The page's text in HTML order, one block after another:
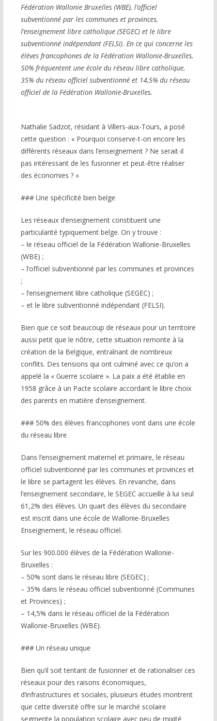
Fédération Wallonie Bruxelles (WBE), l’officiel
subventionné par les communes et provinces,
l’enseignement libre catholique (SEGEC) et le libre
subventionné indépendant (FELSI). En ce qui concerne les
élèves francophones de la Fédération Wallonie-Bruxelles,
50% fréquentent une école du réseau libre catholique,
35% du réseau officiel subventionné et 14,5% du réseau
officiel de la Fédération Wallonie-Bruxelles.
Nathalie Sadzot, résidant à Villers-aux-Tours, a posé
cette question : « Pourquoi conserve-t-on encore les
différents réseaux dans l’enseignement ? Ne serait-il
pas intéressant de les fusionner et peut-être réaliser
des économies ? »
### Une spécificité bien belge
Les réseaux d’enseignement constituent une
particularité typiquement belge. On y trouve :
– le réseau officiel de la Fédération Wallonie-Bruxelles
(WBE) ;
– l’officiel subventionné par les communes et provinces
;
– l’enseignement libre catholique (SEGEC) ;
– et le libre subventionné indépendant (FELSI).
Bien que ce soit beaucoup de réseaux pour un territoire
aussi petit que le nôtre, cette situation remonte à la
création de la Belgique, entraînant de nombreux
conflits. Des tensions qui ont culminé avec ce qu’on a
appelé la « Guerre scolaire ». La paix a été établie en
1958 grâce à un Pacte scolaire accordant le libre choix
des parents en matière d’enseignement.
### 50% des élèves francophones vont dans une école
du réseau libre
Dans l’enseignement maternel et primaire, le réseau
officiel subventionné par les communes et provinces et
le libre se partagent les élèves. En revanche, dans
l’enseignement secondaire, le SEGEC accueille à lui seul
61,2% des élèves. Un quart des élèves du secondaire
est inscrit dans une école de Wallonie-Bruxelles
Enseignement, le réseau officiel.
Sur les 900.000 élèves de la Fédération Wallonie-
Bruxelles :
– 50% sont dans le réseau libre (SEGEC) ;
– 35% dans le réseau officiel subventionné (Communes
et Provinces) ;
– 14,5% dans le réseau officiel de la Fédération
Wallonie-Bruxelles (WBE).
### Un réseau unique
Bien qu’il soit tentant de fusionner et de rationaliser ces
réseaux pour des raisons économiques,
d’infrastructures et sociales, plusieurs études montrent
que cette diversité offre sur le marché scolaire
segmente la population scolaire avec peu de mixité